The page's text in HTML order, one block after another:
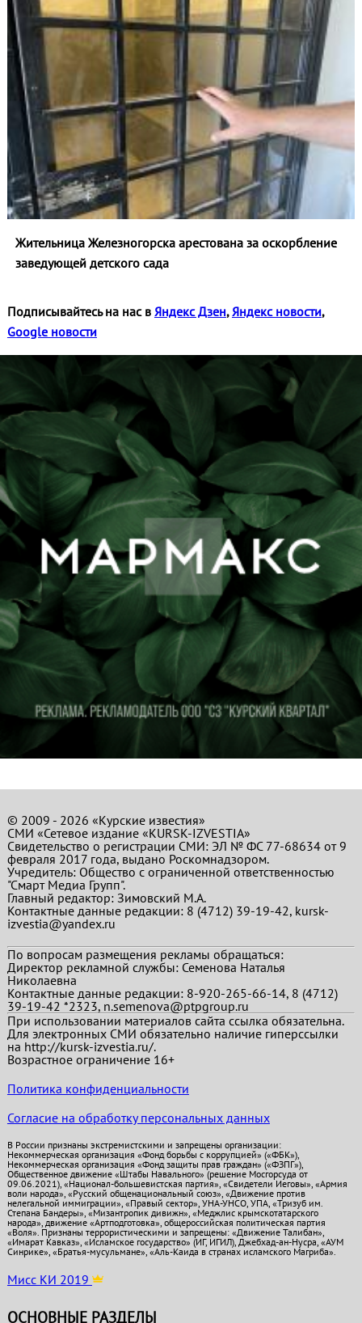
Жительница Железногорска арестована за оскорбление
заведующей детского сада
Подписывайтесь на нас в Яндекс Дзен, Яндекс новости,
Google новости
© 2009 - 2026 «Курские известия»
СМИ «Сетевое издание «KURSK-IZVESTIA»
Свидетельство о регистрации СМИ: ЭЛ № ФС 77-68634 от 9
февраля 2017 года, выдано Роскомнадзором.
Учредитель: Общество с ограниченной ответственностью
"Смарт Медиа Групп".
Главный редактор:Зимовский М.А.
Контактные данные редакции: 8 (4712) 39-19-42, kursk-
izvestia@yandex.ru
По вопросам размещения рекламы обращаться:
Директор рекламной службы: Семенова Наталья
Николаевна
Контактные данные редакции: 8-920-265-66-14, 8 (4712)
39-19-42 *2323, n.semenova@ptpgroup.ru
При использовании материалов сайта ссылка обязательна.
Для электронных СМИ обязательно наличие гиперссылки
на http://kursk-izvestia.ru/.
Возрастное ограничение 16+
Политика конфиденциальности
Согласие на обработку персональных данных
В России признаны экстремистскими и запрещены организации:
Некоммерческая организация «Фонд борьбы с коррупцией» («ФБК»),
Некоммерческая организация «Фонд защиты прав граждан» («ФЗПГ»),
Общественное движение «Штабы Навального» (решение Мосгорсуда от
09.06.2021), «Национал-большевистская партия», «Свидетели Иеговы», «Армия
воли народа», «Русский общенациональный союз», «Движение против
нелегальной иммиграции», «Правый сектор», УНА-УНСО, УПА, «Тризуб им.
Степана Бандеры», «Мизантропик дивижн», «Меджлис крымскотатарского
народа», движение «Артподготовка», общероссийская политическая партия
«Воля». Признаны террористическими и запрещены: «Движение Талибан»,
«Имарат Кавказ», «Исламское государство» (ИГ, ИГИЛ), Джебхад-ан-Нусра, «АУМ
Синрике», «Братья-мусульмане», «Аль-Каида в странах исламского Магриба».
Мисс КИ 2019
ОСНОВНЫЕ РАЗДЕЛЫ